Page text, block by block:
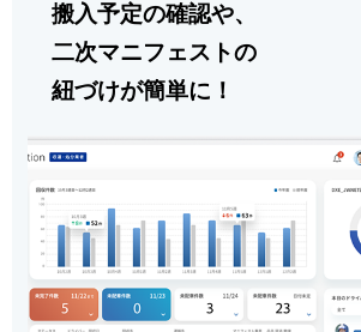
搬入予定の確認や、
二次マニフェストの
紐づけが簡単に！